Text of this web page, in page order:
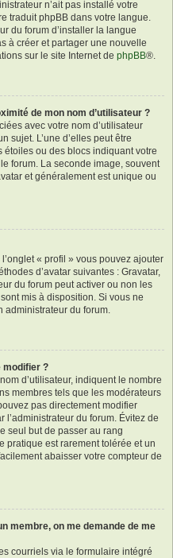
n’ait pas installé votre
traduit phpBB dans votre langue.
du forum d’installer la langue
à créer et partager une nouvelle
sur le site Internet de phpBB®.
de mon nom d’utilisateur ?
avec votre nom d’utilisateur
sujet. L’une d’elles peut être
ou des blocs indiquant votre
forum. La seconde image, souvent
et généralement est unique ou
« profil » vous pouvez ajouter
d’avatar suivantes : Gravatar,
du forum peut activer ou non les
mis à disposition. Si vous ne
administrateur du forum.
modifier ?
d’utilisateur, indiquent le nombre
membres tels que les modérateurs
pas directement modifier
l’administrateur du forum. Évitez de
seul but de passer au rang
pratique est rarement tolérée et un
abaisser votre compteur de
membre, on me demande de me
courriels via le formulaire intégré